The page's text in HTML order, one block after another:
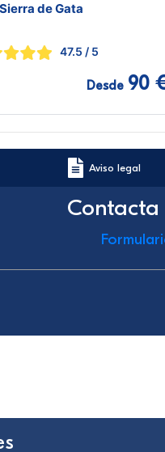
de Gata
47.5 / 5
Desde 90
Aviso legal
Contacta